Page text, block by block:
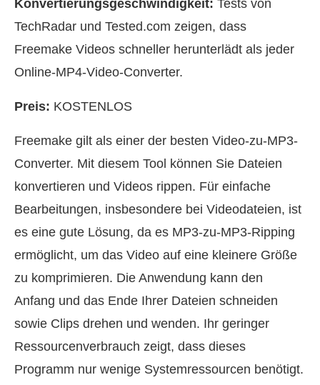
Konvertierungsgeschwindigkeit: Tests von
TechRadar und Tested.com zeigen, dass
Freemake Videos schneller herunterlädt als jeder
Online-MP4-Video-Converter.
Preis: KOSTENLOS
Freemake gilt als einer der besten Video-zu-MP3-
Converter. Mit diesem Tool können Sie Dateien
konvertieren und Videos rippen. Für einfache
Bearbeitungen, insbesondere bei Videodateien, ist
es eine gute Lösung, da es MP3-zu-MP3-Ripping
ermöglicht, um das Video auf eine kleinere Größe
zu komprimieren. Die Anwendung kann den
Anfang und das Ende Ihrer Dateien schneiden
sowie Clips drehen und wenden. Ihr geringer
Ressourcenverbrauch zeigt, dass dieses
Programm nur wenige Systemressourcen benötigt.